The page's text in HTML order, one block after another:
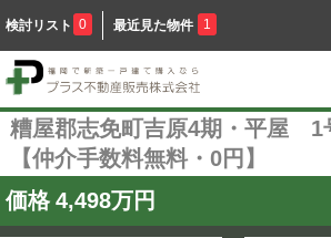
検討リスト 0 最近見た物件 1
糟屋郡志免町吉原4期・平屋 1
【仲介手数料無料・0円】
価格 4,498万円